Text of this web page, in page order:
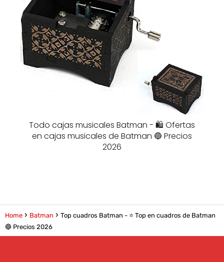
Todo cajas musicales Batman - 🛍️ Ofertas
en cajas musicales de Batman 🔵 Precios
2026
Home Batman
Top cuadros Batman - ⭐️ Top en cuadros de Batman
🔵 Precios 2026